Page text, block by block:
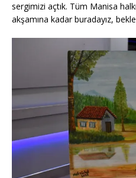
sergimizi açtık. Tüm Manisa
akşamına kadar buradayız,